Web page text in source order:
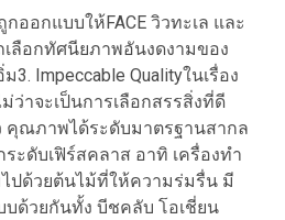
ออกแบบให้FACE วิวทะเล และ
เลือกทัศนียภาพอันงดงามของ
Impeccable Qualityในเรื่อง
าจะเป็นการเลือกสรรสิ่งที่ดี
คุณภาพได้ระดับมาตรฐานสากล
ะดับเฟิร์สคลาส อาทิ เครื่องทํา
ปด้วยต้นไม้ที่ให้ความร่มรื่น มี
บด้วยกันทั้ง บีชคลับ โอเชี่ยน